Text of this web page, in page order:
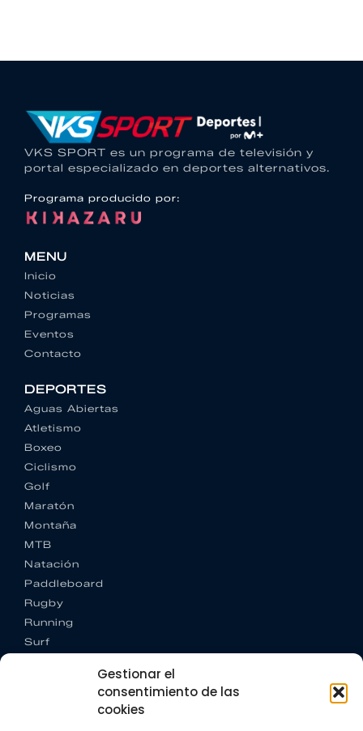
Gestionar el
consentimiento de las
cookies
VKS SPORT es un programa de televisión y
portal especializado en deportes alternativos.
Programa producido por:
MENU
Inicio
Noticias
Programas
Eventos
Contacto
DEPORTES
Aguas Abiertas
Atletismo
Boxeo
Ciclismo
Golf
Maratón
Montaña
MTB
Natación
Paddleboard
Rugby
Running
Surf
CONTACTO